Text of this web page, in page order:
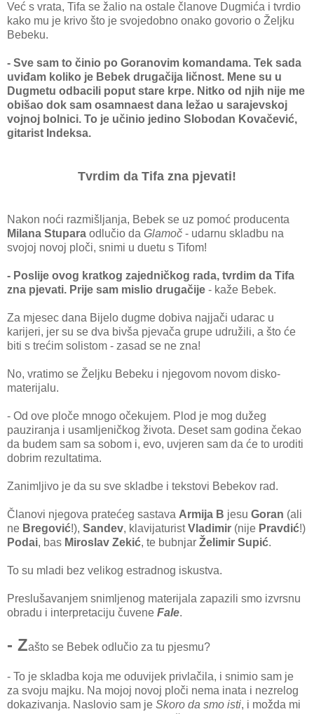
Već s vrata, Tifa se žalio na ostale članove Dugmića i tvrdio
kako mu je krivo što je svojedobno onako govorio o Željku
Bebeku.
- Sve sam to činio po Goranovim komandama. Tek sada
uviđam koliko je Bebek drugačija ličnost. Mene su u
Dugmetu odbacili poput stare krpe. Nitko od njih nije me
obišao dok sam osamnaest dana ležao u sarajevskoj
vojnoj bolnici. To je učinio jedino Slobodan Kovačević,
gitarist Indeksa.
Tvrdim da Tifa zna pjevati!
Nakon noći razmišljanja, Bebek se uz pomoć producenta
Milana Stupara odlučio da Glamoč - udarnu skladbu na
svojoj novoj ploči, snimi u duetu s Tifom!
- Poslije ovog kratkog zajedničkog rada, tvrdim da Tifa
zna pjevati. Prije sam mislio drugačije - kaže Bebek.
Za mjesec dana Bijelo dugme dobiva najjači udarac u
karijeri, jer su se dva bivša pjevača grupe udružili, a što će
biti s trećim solistom - zasad se ne zna!
No, vratimo se Željku Bebeku i njegovom novom disko-
materijalu.
- Od ove ploče mnogo očekujem. Plod je mog dužeg
pauziranja i usamljeničkog života. Deset sam godina čekao
da budem sam sa sobom i, evo, uvjeren sam da će to uroditi
dobrim rezultatima.
Zanimljivo je da su sve skladbe i tekstovi Bebekov rad.
Članovi njegova pratećeg sastava Armija B jesu Goran (ali
ne Bregović!), Sandev, klavijaturistVladimir (nije Pravdić!)
Podai, bas Miroslav Zekić, te bubnjar Želimir Supić.
To su mladi bez velikog estradnog iskustva.
Preslušavanjem snimljenog materijala zapazili smo izvrsnu
obradu i interpretaciju čuvene Fale.
- Zašto se Bebek odlučio za tu pjesmu?
- To je skladba koja me oduvijek privlačila, i snimio sam je
za svoju majku. Na mojoj novoj ploči nema inata i nezrelog
dokazivanja. Naslovio sam je Skoro da smo isti, i možda mi